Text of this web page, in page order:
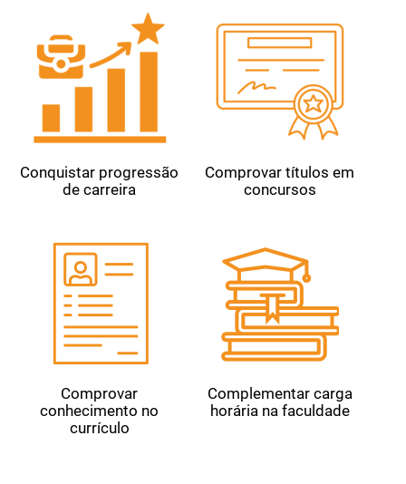
Conquistar progressão
de carreira
Comprovar títulos em
concursos
Comprovar
conhecimento no
currículo
Complementar carga
horária na faculdade